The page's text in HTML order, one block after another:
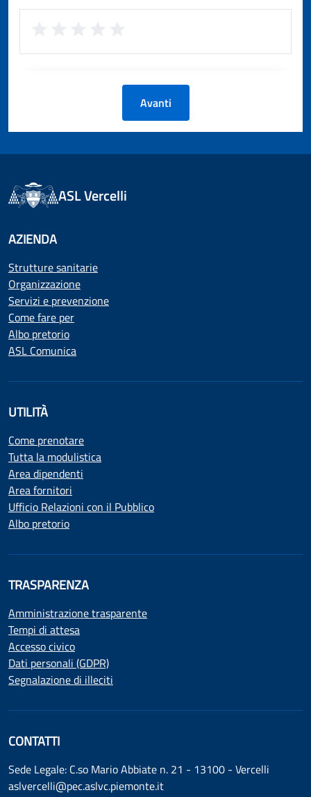
Avanti
ASL Vercelli
AZIENDA
Strutture sanitarie
Organizzazione
Servizi e prevenzione
Come fare per
Albo pretorio
ASL Comunica
UTILITÀ
Come prenotare
Tutta la modulistica
Area dipendenti
Area fornitori
Ufficio Relazioni con il Pubblico
Albo pretorio
TRASPARENZA
Amministrazione trasparente
Tempi di attesa
Accesso civico
Dati personali (GDPR)
Segnalazione di illeciti
CONTATTI
Sede Legale: C.so Mario Abbiate n. 21 - 13100 - Vercelli
aslvercelli@pec.aslvc.piemonte.it